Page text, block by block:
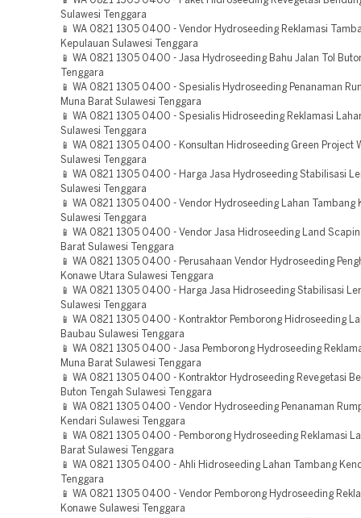
Sulawesi Tenggara
📱 WA 0821 1305 0400 - Vendor Hydroseeding Reklamasi
Kepulauan Sulawesi Tenggara
📱 WA 0821 1305 0400 - Jasa Hydroseeding Bahu Jalan Tol
Tenggara
📱 WA 0821 1305 0400 - Spesialis Hydroseeding Penanaman
Muna Barat Sulawesi Tenggara
📱 WA 0821 1305 0400 - Spesialis Hidroseeding Reklamasi
Sulawesi Tenggara
📱 WA 0821 1305 0400 - Konsultan Hidroseeding Green Project
Sulawesi Tenggara
📱 WA 0821 1305 0400 - Harga Jasa Hydroseeding Stabilisasi
Sulawesi Tenggara
📱 WA 0821 1305 0400 - Vendor Hydroseeding Lahan Tambang
Sulawesi Tenggara
📱 WA 0821 1305 0400 - Vendor Jasa Hidroseeding Land
Barat Sulawesi Tenggara
📱 WA 0821 1305 0400 - Perusahaan Vendor Hydroseeding
Konawe Utara Sulawesi Tenggara
📱 WA 0821 1305 0400 - Harga Jasa Hidroseeding Stabilisasi
Sulawesi Tenggara
📱 WA 0821 1305 0400 - Kontraktor Pemborong Hidroseeding
Baubau Sulawesi Tenggara
📱 WA 0821 1305 0400 - Jasa Pemborong Hydroseeding
Muna Barat Sulawesi Tenggara
📱 WA 0821 1305 0400 - Kontraktor Hydroseeding Revegetasi
Buton Tengah Sulawesi Tenggara
📱 WA 0821 1305 0400 - Vendor Hydroseeding Penanaman
Kendari Sulawesi Tenggara
📱 WA 0821 1305 0400 - Pemborong Hydroseeding Reklamasi
Barat Sulawesi Tenggara
📱 WA 0821 1305 0400 - Ahli Hidroseeding Lahan Tambang
Tenggara
📱 WA 0821 1305 0400 - Vendor Pemborong Hydroseeding
Konawe Sulawesi Tenggara